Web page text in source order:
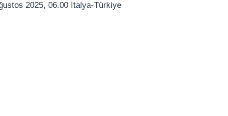
2025, 06.00 İtalya-Türkiye